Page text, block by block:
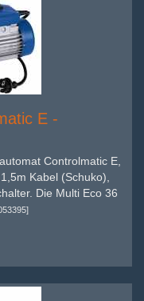
E -
Controlmatic E,
Kabel (Schuko),
Die Multi Eco 36